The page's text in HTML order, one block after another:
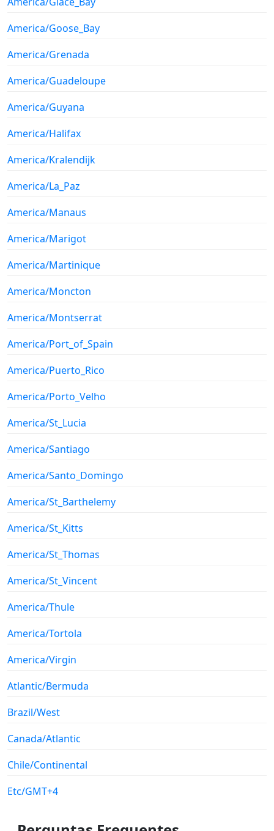
America/Goose_Bay
America/Grenada
America/Guadeloupe
America/Guyana
America/Halifax
America/Kralendijk
America/La_Paz
America/Manaus
America/Marigot
America/Martinique
America/Moncton
America/Montserrat
America/Port_of_Spain
America/Puerto_Rico
America/Porto_Velho
America/St_Lucia
America/Santiago
America/Santo_Domingo
America/St_Barthelemy
America/St_Kitts
America/St_Thomas
America/St_Vincent
America/Thule
America/Tortola
America/Virgin
Atlantic/Bermuda
Brazil/West
Canada/Atlantic
Chile/Continental
Etc/GMT+4